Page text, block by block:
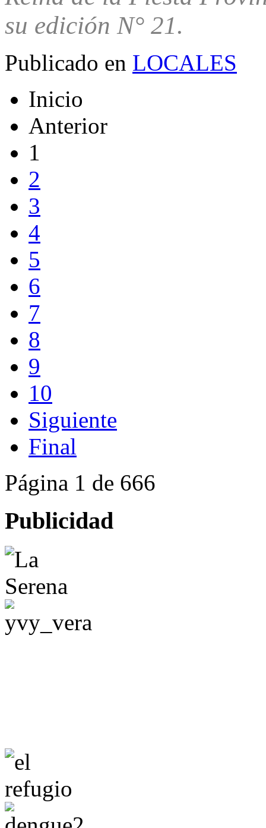
su edición N° 21.
Publicado en LOCALES
Inicio
Anterior
1
2
3
4
5
6
7
8
9
10
Siguiente
Final
Página 1 de 666
Publicidad